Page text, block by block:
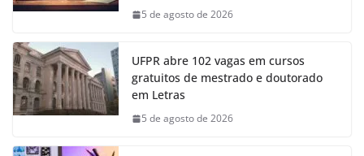
5 de agosto de 2026
UFPR abre 102 vagas em cursos
gratuitos de mestrado e doutorado
em Letras
5 de agosto de 2026